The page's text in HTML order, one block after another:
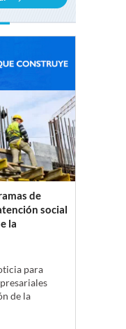
de
social
la
para
de la